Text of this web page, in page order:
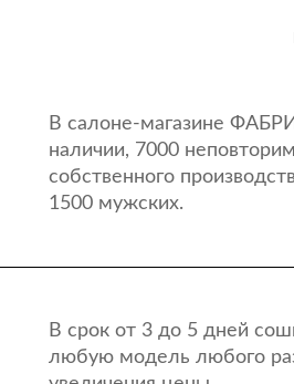
В салоне-магазине
наличии, 7000
собственного
1500 мужских.
В срок от 3 до 5 дней
любую модель любого